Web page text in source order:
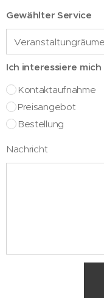
Gewählter Service
Ich interessiere mich
Kontaktaufnahme
Preisangebot
Bestellung
Nachricht